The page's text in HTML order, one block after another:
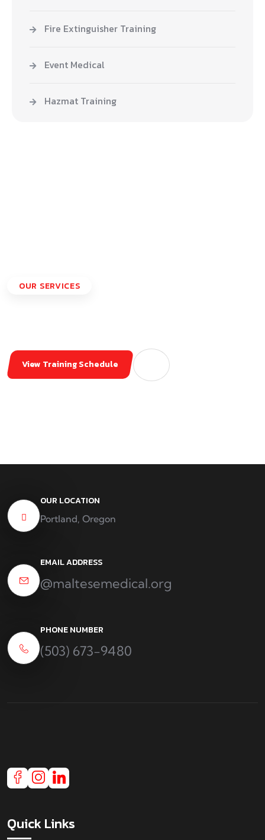
Fire Extinguisher Training
Event Medical
Hazmat Training
OUR SERVICES
View Training Schedule
OUR LOCATION
Portland, Oregon
EMAIL ADDRESS
@maltesemedical.org
PHONE NUMBER
(503) 673-9480
Quick Links